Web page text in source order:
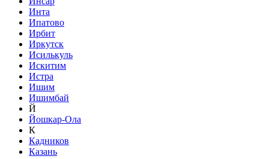
Инта
Ипатово
Ирбит
Иркутск
Исилькуль
Искитим
Истра
Ишим
Ишимбай
Й
Йошкар-Ола
К
Кадников
Казань